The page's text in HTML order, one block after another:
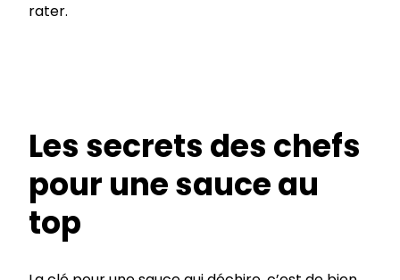
rater.
Les secrets des chefs
pour une sauce au
top